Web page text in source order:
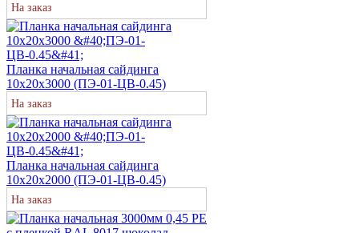
На заказ
Планка начальная сайдинга
10х20х3000 (ПЭ-01-ЦВ-0.45)
На заказ
Планка начальная сайдинга
10х20х2000 (ПЭ-01-ЦВ-0.45)
На заказ